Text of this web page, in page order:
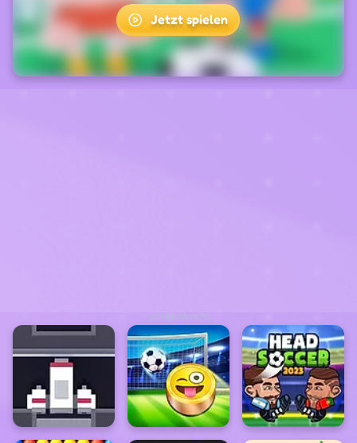
ADVERTISEMENT
Jetzt spielen